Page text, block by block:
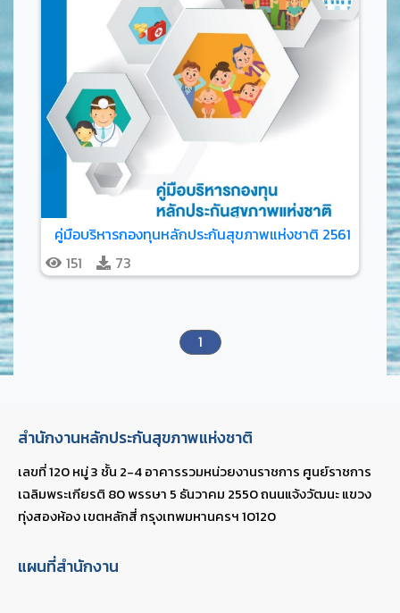
คู่มือบริหารกองทุนหลักประกันสุขภาพแห่งชาติ 2561
151
73
1
สำนักงานหลักประกันสุขภาพแห่งชาติ
เลขที่ 120 หมู่ 3 ชั้น 2-4 อาคารรวมหน่วยงานราชการ ศูนย์ราชการ
เฉลิมพระเกียรติ 80 พรรษา 5 ธันวาคม 2550 ถนนแจ้งวัฒนะ แขวง
ทุ่งสองห้อง เขตหลักสี่ กรุงเทพมหานครฯ 10120
แผนที่สำนักงาน